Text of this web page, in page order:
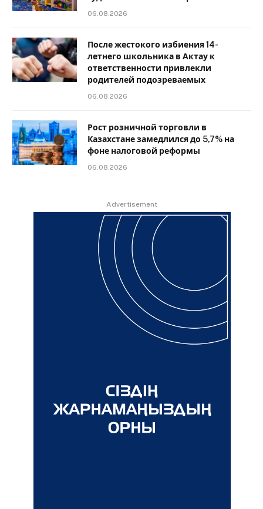
06.08.2026
После жестокого избиения 14-
летнего школьника в Актау к
ответственности привлекли
родителей подозреваемых
06.08.2026
Рост розничной торговли в
Казахстане замедлился до 5,7% на
фоне налоговой реформы
06.08.2026
Advertisement